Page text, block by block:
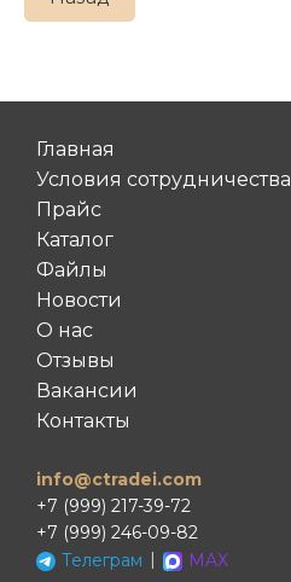
Главная
Условия сотрудничества
Прайс
Каталог
Файлы
Новости
О нас
Отзывы
Вакансии
Контакты
info@ctradei.com
+7 (999) 217-39-72
+7 (999) 246-09-82
Телеграм
MAX